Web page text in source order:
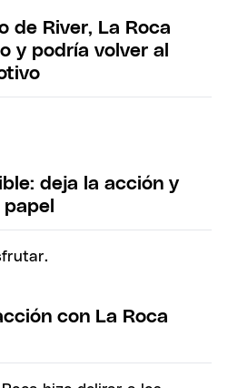
de River, La Roca
y podría volver al
deja la acción y
con La Roca